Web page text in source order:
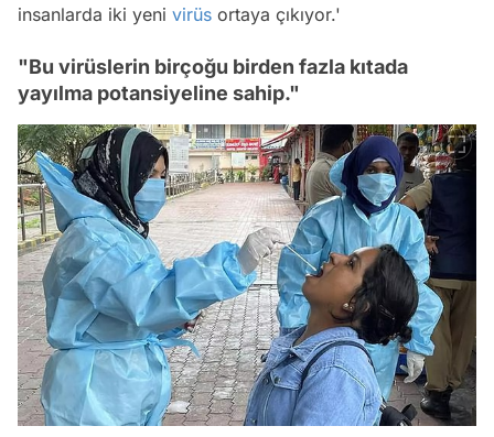
insanlarda iki yeni virüs ortaya çıkıyor.'
"Bu virüslerin birçoğu birden fazla kıtada
yayılma potansiyeline sahip."
Video
Test